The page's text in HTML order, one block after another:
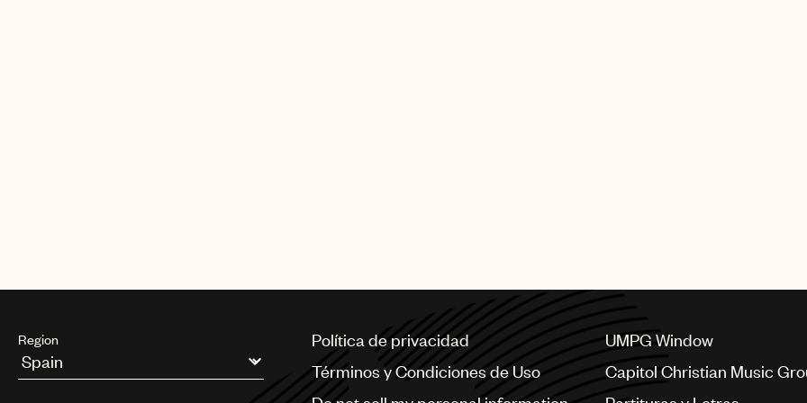
Region
Argentina
Política de privacidad
Términos y Condiciones de Uso
UMPG Window
Capitol Christian Music